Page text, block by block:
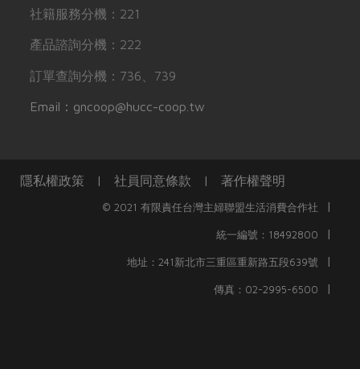
社籍服務分機：221
產品諮詢分機：222
訂單查詢分機：736、739
Email：gncoop@hucc-coop.tw
隱私權政策 | 社員同意條款 | 著作權聲明
© 2021 有限責任台灣主婦聯盟生活消費合作社 |
統一編號：18492800 |
地址：241新北市三重區重新路五段639號 |
傳真：02-2995-6500 |